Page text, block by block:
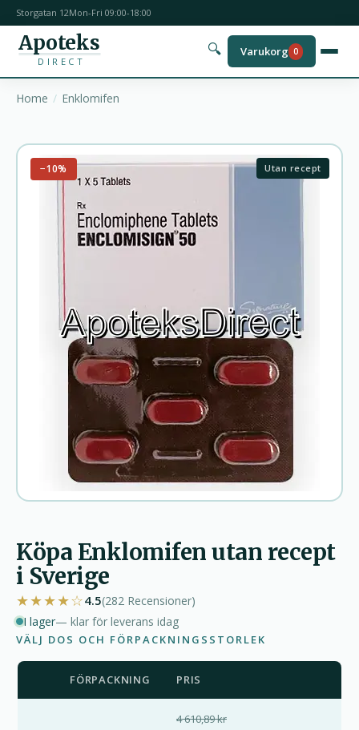
Storgatan 12Mon-Fri 09:00-18:00
Apoteks
DIRECT
🔍 Varukorg 0
Home Enklomifen
−10% Utan recept
Köpa Enklomifen utan recept
i Sverige
★★★★☆4.5(282 Recensioner)
I lager— klar för leverans idag
VÄLJ DOS OCH FÖRPACKNINGSSTORLEK
FÖRPACKNING PRIS
4 610,89 kr